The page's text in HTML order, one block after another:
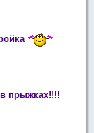
прыжках!!!!